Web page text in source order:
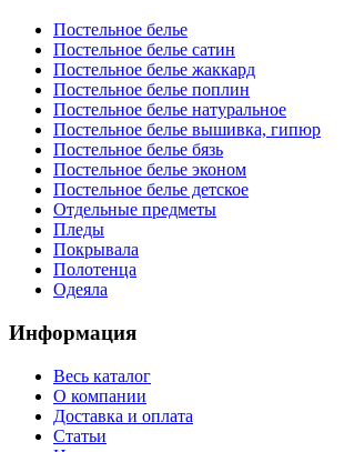
Постельное белье
Постельное белье сатин
Постельное белье жаккард
Постельное белье поплин
Постельное белье натуральное
Постельное белье вышивка, гипюр
Постельное белье бязь
Постельное белье эконом
Постельное белье детское
Отдельные предметы
Пледы
Покрывала
Полотенца
Одеяла
Информация
Весь каталог
О компании
Доставка и оплата
Статьи